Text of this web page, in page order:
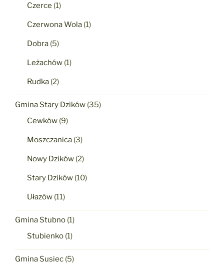
Czerce (1)
Czerwona Wola (1)
Dobra (5)
Leżachów (1)
Rudka (2)
Gmina Stary Dzików (35)
Cewków (9)
Moszczanica (3)
Nowy Dzików (2)
Stary Dzików (10)
Ułazów (11)
Gmina Stubno (1)
Stubienko (1)
Gmina Susiec (5)